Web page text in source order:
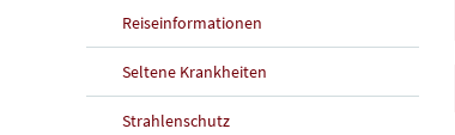
Reiseinformationen
Seltene Krankheiten
Strahlenschutz